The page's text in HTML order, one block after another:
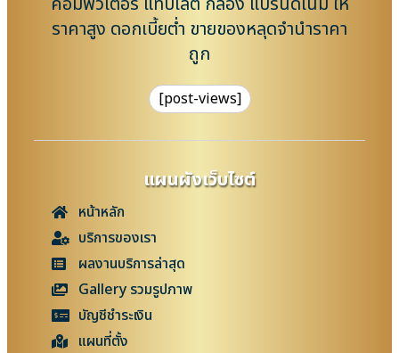
ราคาสูง ดอกเบี้ยต่ำ ขายของหลุดจำนำราคา
ถูก
[post-views]
แผนผังเว็บไซต์
หน้าหลัก
บริการของเรา
ผลงานบริการล่าสุด
Gallery รวมรูปภาพ
บัญชีชำระเงิน
แผนที่ตั้ง